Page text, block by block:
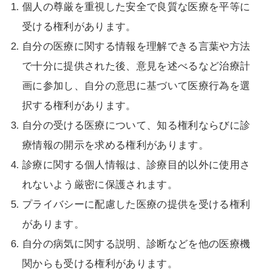
個人の尊厳を重視した安全で良質な医療を平等に
受ける権利があります。
自分の医療に関する情報を理解できる言葉や方法
で十分に提供された後、意見を述べるなど治療計
画に参加し、自分の意思に基づいて医療行為を選
択する権利があります。
自分の受ける医療について、知る権利ならびに診
療情報の開示を求める権利があります。
診療に関する個人情報は、診療目的以外に使用さ
れないよう厳密に保護されます。
プライバシーに配慮した医療の提供を受ける権利
があります。
自分の病気に関する説明、診断などを他の医療機
関からも受ける権利があります。